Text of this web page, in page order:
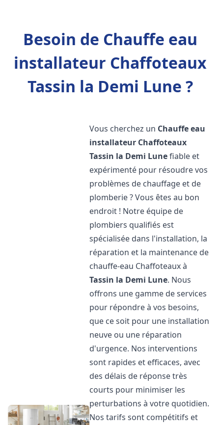
Besoin de Chauffe eau
installateur Chaffoteaux
Tassin la Demi Lune ?
Vous cherchez un Chauffe eau
installateur Chaffoteaux
Tassin la Demi Lunefiable et
expérimenté pour résoudre vos
problèmes de chauffage et de
plomberie ? Vous êtes au bon
endroit ! Notre équipe de
plombiers qualifiés est
spécialisée dans l'installation, la
réparation et la maintenance de
chauffe-eau Chaffoteaux à
Tassin la Demi Lune. Nous
offrons une gamme de services
pour répondre à vos besoins,
que ce soit pour une installation
neuve ou une réparation
d'urgence. Nos interventions
sont rapides et efficaces, avec
des délais de réponse très
courts pour minimiser les
perturbations à votre quotidien.
Nos tarifs sont compétitifs et